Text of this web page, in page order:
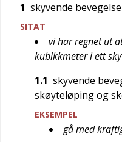
1 skyvende
SITAT
vi har regnet ut
kubikkmeter i ett
1.1 skyvende
skøyteløping og
EKSEMPEL
gå med